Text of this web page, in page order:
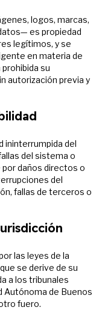
logos, marcas,
es propiedad
legítimos, y se
en materia de
su
autorización previa y
ininterrumpida del
del sistema o
daños directos o
del
fallas de terceros o
las leyes de la
se derive de su
a los tribunales
Autónoma de Buenos
fuero.